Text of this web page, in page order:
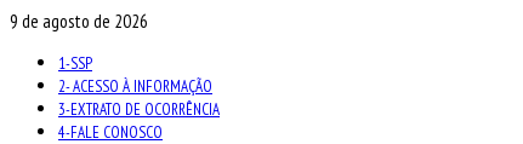
9 de agosto de 2026
1-SSP
2- ACESSO À INFORMAÇÃO
3-EXTRATO DE OCORRÊNCIA
4-FALE CONOSCO